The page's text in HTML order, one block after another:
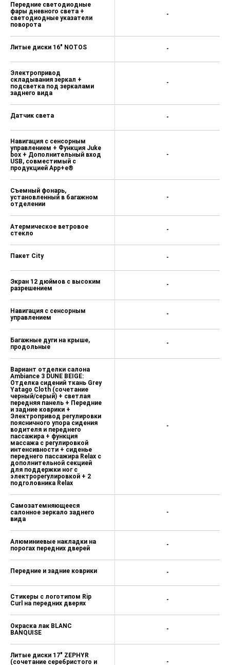
Передние светодиодные
фары дневного света +
светодиодные указатели
поворота
Литые диски 16" NOTOS
Электропривод
складывания зеркал +
подсветка под зеркалами
заднего вида
Датчик света
Навигация с сенсорным
управлением + Функция Juke
box + Дополнительный вход
USB, совместимый с
продукцией App+e®
Съемный фонарь,
установленный в багажном
отделении
Атермическое ветровое
стекло
Пакет City
Экран 12 дюймов с высоким
разрешением
Навигация с сенсорным
управлением
Багажные дуги на крыше,
продольные
Вариант отделки салона
Ambiance 3 DUNE BEIGE:
Отделка сидений ткань Grey
Yatago Cloth (сочетание
черный/серый) + светлая
передняя панель + Передние
и задние коврики +
Электропривод регулировки
поясничного упора сидения
водителя и переднего
пассажира + функция
массажа с регулировкой
интенсивности + сиденье
переднего пассажира Relax с
дополнительной секцией
для поддержки ног с
электрорегулировкой + 2
подголовника Relax
Самозатемняющееся
салонное зеркало заднего
вида
Алюминиевые накладки на
порогах передних дверей
Передние и задние коврики
Стикеры c логотипом Rip
Curl на передних дверях
Окраска лак BLANC
BANQUISE
Литые диски 17" ZEPHYR
(сочетание серебристого и
-
-
-
-
-
-
-
-
-
-
-
-
-
-
-
-
-
-